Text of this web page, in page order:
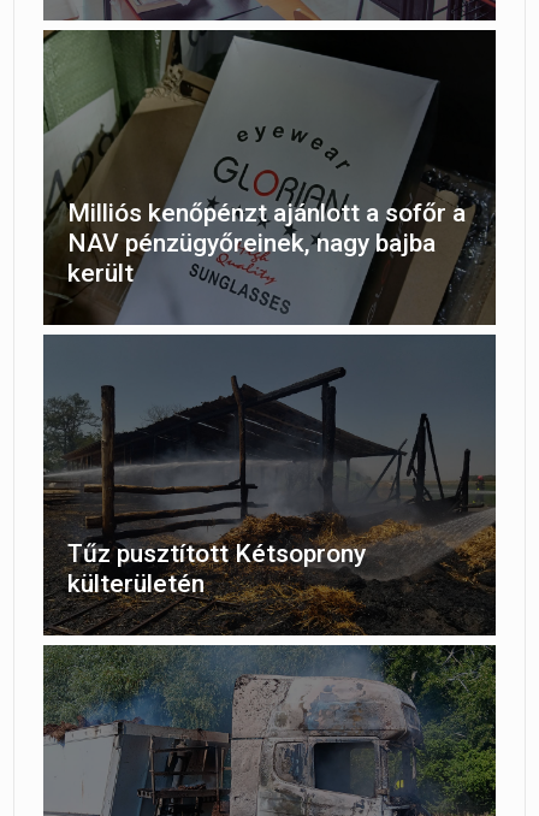
Milliós kenőpénzt ajánlott a sofőr a
NAV pénzügyőreinek, nagy bajba
került
Tűz pusztított Kétsoprony
külterületén